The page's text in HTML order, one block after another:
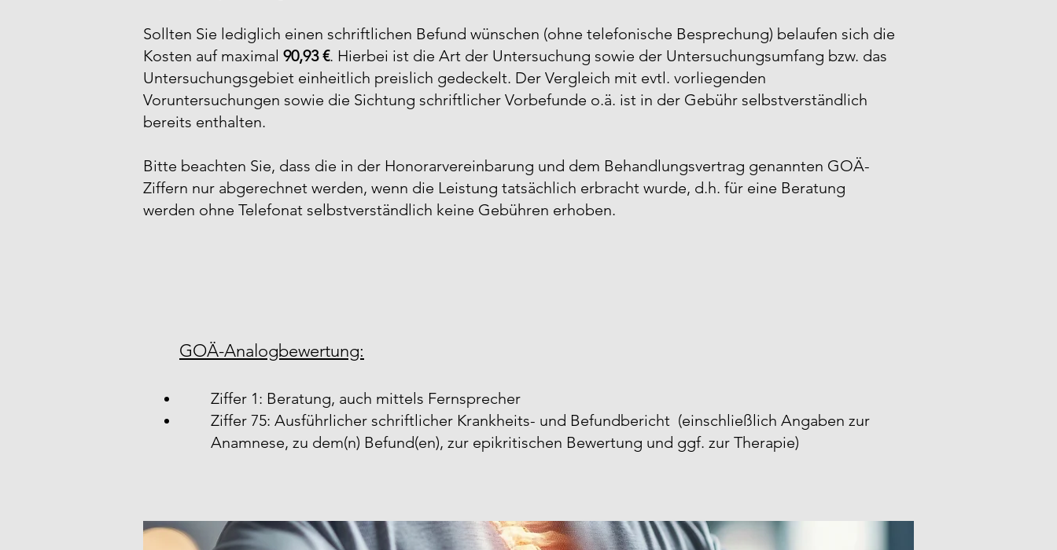
Sollten Sie lediglich einen schriftlichen Befund wünschen (ohne telefonische Besprechung) belaufen sich die
Kosten auf maximal 90,93 €. Hierbei ist die Art der Untersuchung sowie der Untersuchungsumfang bzw. das
Untersuchungsgebiet einheitlich preislich gedeckelt. Der Vergleich mit evtl. vorliegenden
Voruntersuchungen sowie die Sichtung schriftlicher Vorbefunde o.ä. ist in der Gebühr selbstverständlich
bereits enthalten.​
Bitte beachten Sie, dass die in der Honorarvereinbarung und dem Behandlungsvertrag genannten GOÄ-
Ziffern nur abgerechnet werden, wenn die Leistung tatsächlich erbracht wurde, d.h. für eine Beratung
werden ohne Telefonat selbstverständlich keine Gebühren erhoben.​​​​​​​​
GOÄ-Analogbewertung:
Ziffer 1: Beratung, auch mittels Fernsprecher
Ziffer 75: Ausführlicher schriftlicher Krankheits- und Befundbericht (einschließlich Angaben zur
Anamnese, zu dem(n) Befund(en), zur epikritischen Bewertung und ggf. zur Therapie)